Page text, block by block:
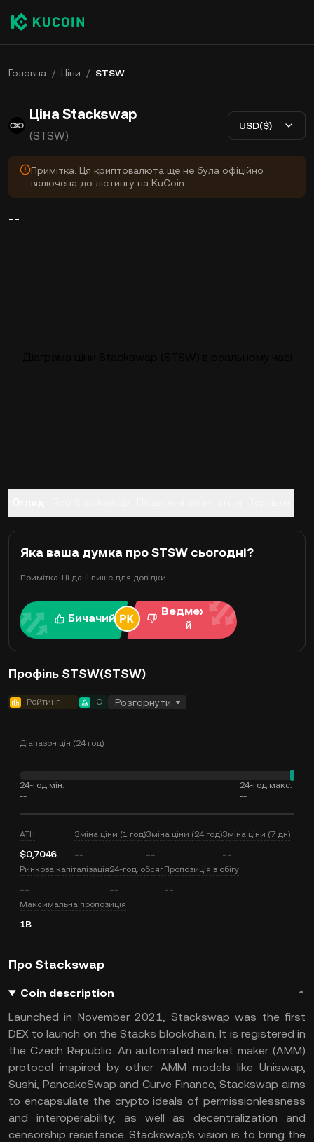
Головна / Ціни / STSW
Ціна Stackswap
(STSW)
USD($)
Примітка: Ця криптовалюта ще не була офіційно
включена до лістингу на KuCoin.
--
Яка ваша думка про STSW сьогодні?
Примітка. Ці дані лише для довідки.
Бичачий
Ведмежи
й
Профіль STSW(STSW)
Рейтинг -- C Розгорнути
Діапазон цін (24 год)
24-год мін.
--
24-год макс.
--
ATH
$0,7046
Зміна ціни (1 год)
--
Зміна ціни (24 год)
--
Зміна ціни (7 дн)
--
Ринкова капіталізація
--
24-год. обсяг
--
Пропозиція в обігу
--
Максимальна пропозиція
1B
Про Stackswap
Coin description
Launched in November 2021, Stackswap was the first
DEX to launch on the Stacks blockchain. It is registered in
the Czech Republic. An automated market maker (AMM)
protocol inspired by other AMM models like Uniswap,
Sushi, PancakeSwap and Curve Finance, Stackswap aims
to encapsulate the crypto ideals of permissionlessness
and interoperability, as well as decentralization and
censorship resistance. Stackswap's vision is to bring the